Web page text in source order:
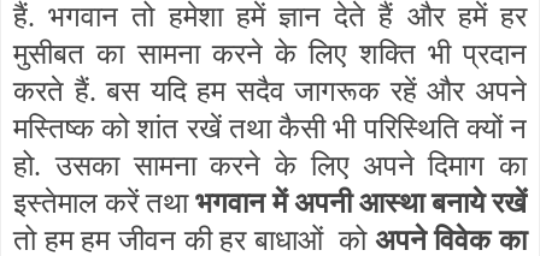
हैं. भगवान तो हमेशा हमें ज्ञान देते हैं और हमें हर
मुसीबत का सामना करने के लिए शक्ति भी प्रदान
करते हैं. बस यदि हम सदैव जागरूक रहें और अपने
मस्तिष्क को शांत रखें तथा कैसी भी परिस्थिति क्यों न
हो. उसका सामना करने के लिए अपने दिमाग का
इस्तेमाल करें तथाभगवान में अपनी आस्था बनाये रखें
तो हम हम जीवन की हर बाधाओं को अपने विवेक का